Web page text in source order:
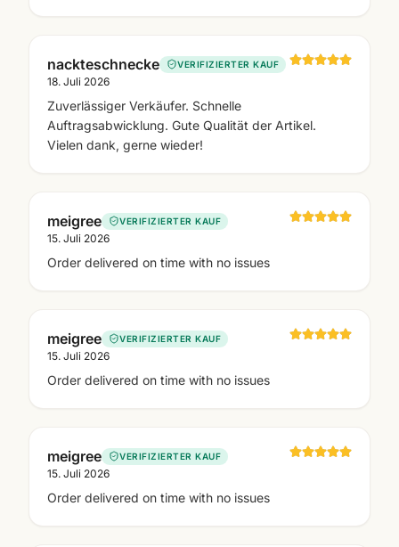
nackteschnecke VERIFIZIERTER KAUF
18. Juli 2026
Zuverlässiger Verkäufer. Schnelle
Auftragsabwicklung. Gute Qualität der Artikel.
Vielen dank, gerne wieder!
meigree VERIFIZIERTER KAUF
15. Juli 2026
Order delivered on time with no issues
meigree VERIFIZIERTER KAUF
15. Juli 2026
Order delivered on time with no issues
meigree VERIFIZIERTER KAUF
15. Juli 2026
Order delivered on time with no issues